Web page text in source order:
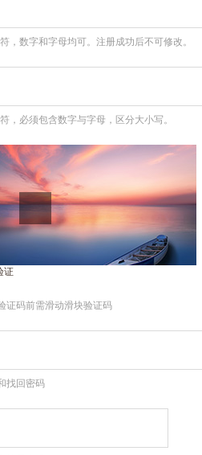
，数字和字母均可。注册成功后不可修改。
，必须包含数字与字母，区分大小写。
证
证码前需滑动滑块验证码
找回密码